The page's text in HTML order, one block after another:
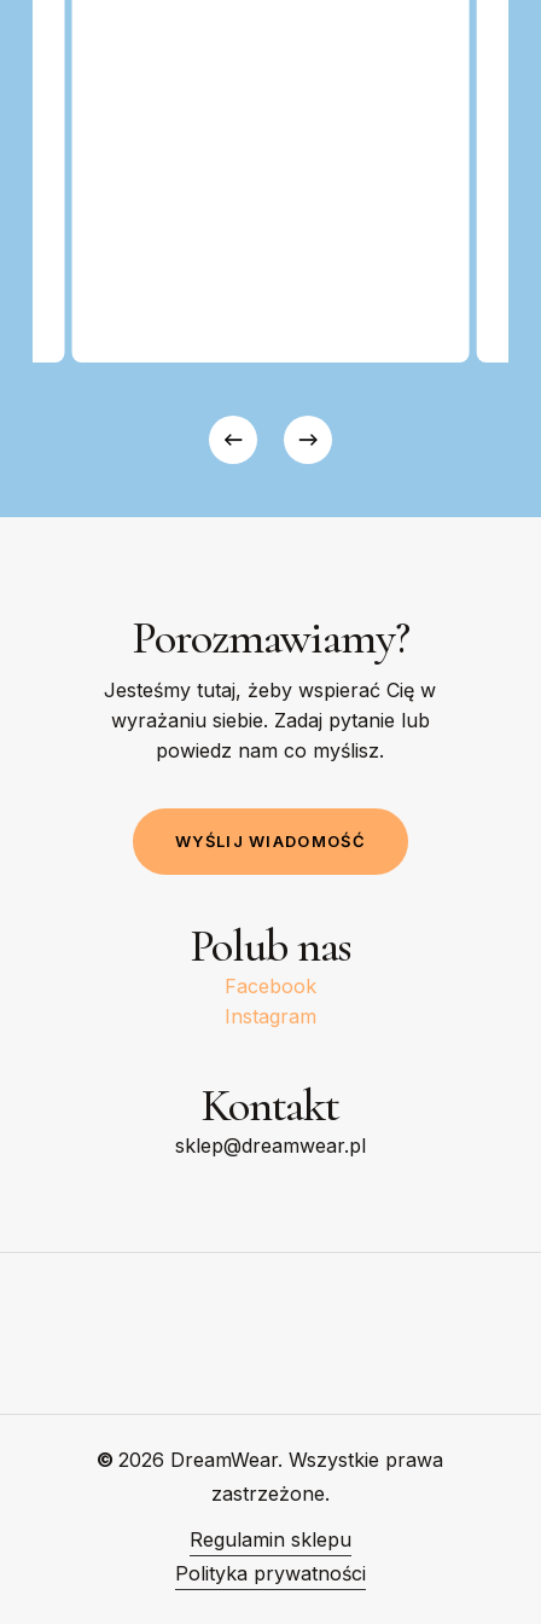
Porozmawiamy?
Jesteśmy tutaj, żeby wspierać Cię w
wyrażaniu siebie. Zadaj pytanie lub
powiedz nam co myślisz.
WYŚLI J WIADOMOŚĆ
Polub nas
Facebook
Instagram
Kontakt
sklep@dreamwear.pl
©2026 DreamWear. Wszystkie prawa
zastrzeżone.
Regulamin sklepu
Polityka prywatności